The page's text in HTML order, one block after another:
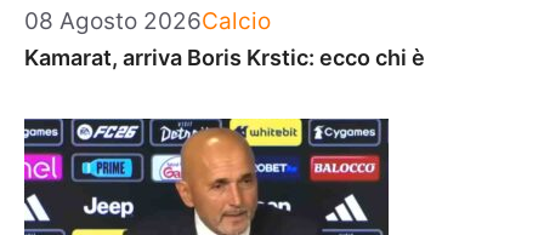
08 Agosto 2026Categorie
Calcio
Kamarat, arriva Boris Krstic: ecco chi è